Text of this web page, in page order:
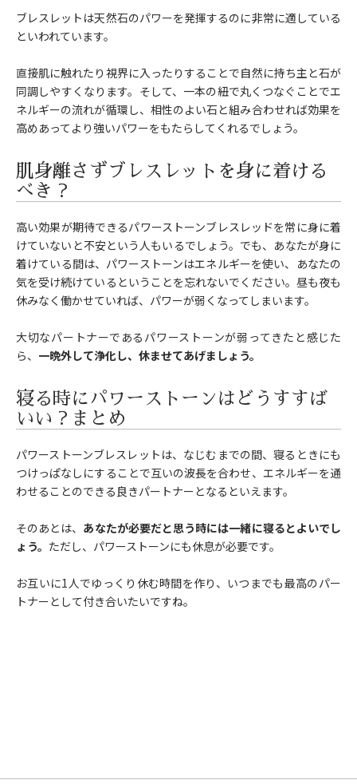
ブレスレットは天然石のパワーを発揮するのに非常に適している
といわれています。
直接肌に触れたり視界に入ったりすることで自然に持ち主と石が
同調しやすくなります。そして、一本の紐で丸くつなぐことでエ
ネルギーの流れが循環し、相性のよい石と組み合わせれば効果を
高めあってより強いパワーをもたらしてくれるでしょう。
肌身離さずブレスレットを身に着ける
べき？
高い効果が期待できるパワーストーンブレスレッドを常に身に着
けていないと不安という人もいるでしょう。でも、あなたが身に
着けている間は、パワーストーンはエネルギーを使い、あなたの
気を受け続けているということを忘れないでください。昼も夜も
休みなく働かせていれば、パワーが弱くなってしまいます。
大切なパートナーであるパワーストーンが弱ってきたと感じた
ら、 一晩外して浄化し、休ませてあげましょう。
寝る時にパワーストーンはどうすすば
いい？まとめ
パワーストーンブレスレットは、なじむまでの間、寝るときにも
つけっぱなしにすることで互いの波長を合わせ、エネルギーを通
わせることのできる良きパートナーとなるといえます。
そのあとは、 あなたが必要だと思う時には一緒に寝るとよいでし
ょう。 ただし、パワーストーンにも休息が必要です。
お互いに1人でゆっくり休む時間を作り、いつまでも最高のパー
トナーとして付き合いたいですね。